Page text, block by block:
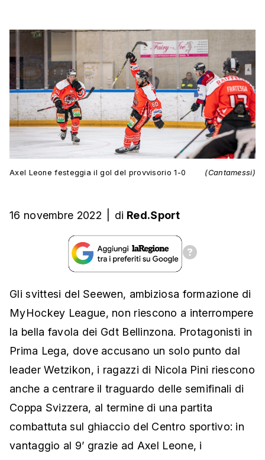
Axel Leone festeggia il gol del provvisorio 1-0 (Cantamessi)
16 novembre 2022 di Red.Sport
Gli svittesi del Seewen, ambiziosa formazione di
MyHockey League, non riescono a interrompere
la bella favola dei Gdt Bellinzona. Protagonisti in
Prima Lega, dove accusano un solo punto dal
leader Wetzikon, i ragazzi di Nicola Pini riescono
anche a centrare il traguardo delle semifinali di
Coppa Svizzera, al termine di una partita
combattuta sul ghiaccio del Centro sportivo: in
vantaggio al 9’ grazie ad Axel Leone, i